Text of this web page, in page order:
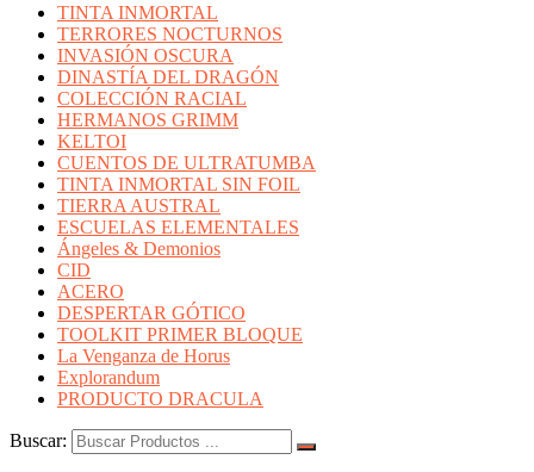
TINTA INMORTAL
TERRORES NOCTURNOS
INVASIÓN OSCURA
DINASTÍA DEL DRAGÓN
COLECCIÓN RACIAL
HERMANOS GRIMM
KELTOI
CUENTOS DE ULTRATUMBA
TINTA INMORTAL SIN FOIL
TIERRA AUSTRAL
ESCUELAS ELEMENTALES
Ángeles & Demonios
CID
ACERO
DESPERTAR GÓTICO
TOOLKIT PRIMER BLOQUE
La Venganza de Horus
Explorandum
PRODUCTO DRACULA
Buscar: